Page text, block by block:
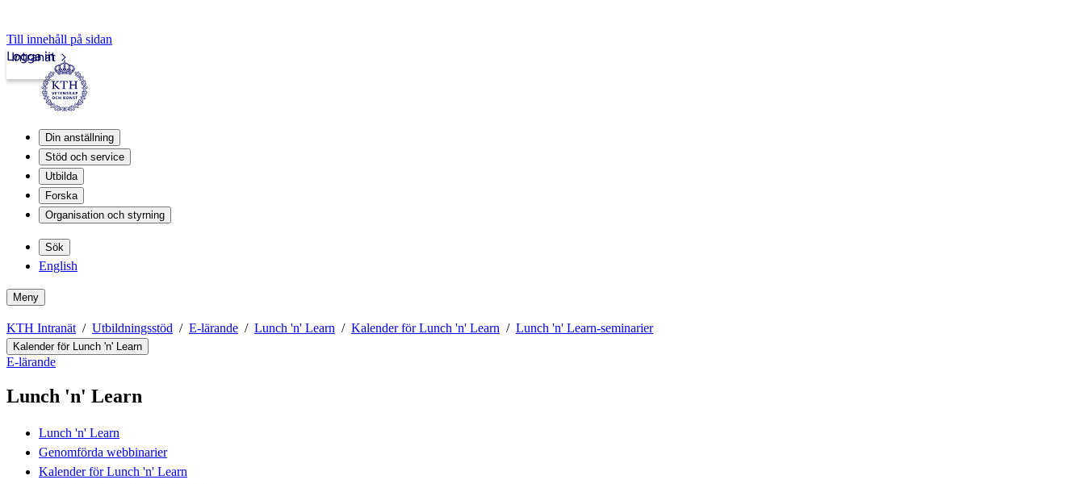
Till innehåll på sidan
Intranät
Logga in
Din anställning
Stöd och service
Utbilda
Forska
Organisation och styrning
Sök
English
Meny
KTH Intranät Utbildningsstöd E-lärande Lunch 'n' Learn Kalender för Lunch 'n' Learn Lunch 'n' Learn-seminarier
Kalender för Lunch 'n' Learn
E-lärande
Lunch 'n' Learn
Lunch 'n' Learn
Genomförda webbinarier
Kalender för Lunch 'n' Learn